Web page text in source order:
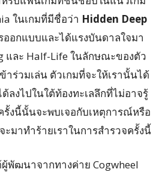
ในเกมที่มีชื่อว่า Hidden Deep
ออกแบบและได้แรงบันดาลใจมา
และ Half-Life ในลักษณะของตัว
าร่วมเล่น ตัวเกมที่จะให้เรานั้นได้
ลงไปในใต้ท้องทะเลลึกที่ไม่อาจรู้
รั้งนี้นั้นจะพบเจอกับเหตุการณ์หรือ
มาทำร้ายเราในการสำรวจครั้งนี้
ผู้พัฒนาจากทางค่าย Cogwheel